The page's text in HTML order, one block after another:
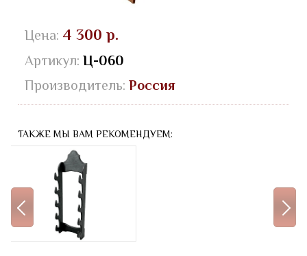
Цена: 4 300 р.
Артикул: Ц-060
Производитель: Россия
ТАКЖЕ МЫ ВАМ РЕКОМЕНДУЕМ: